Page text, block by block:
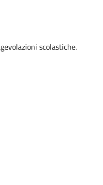
scolastiche.